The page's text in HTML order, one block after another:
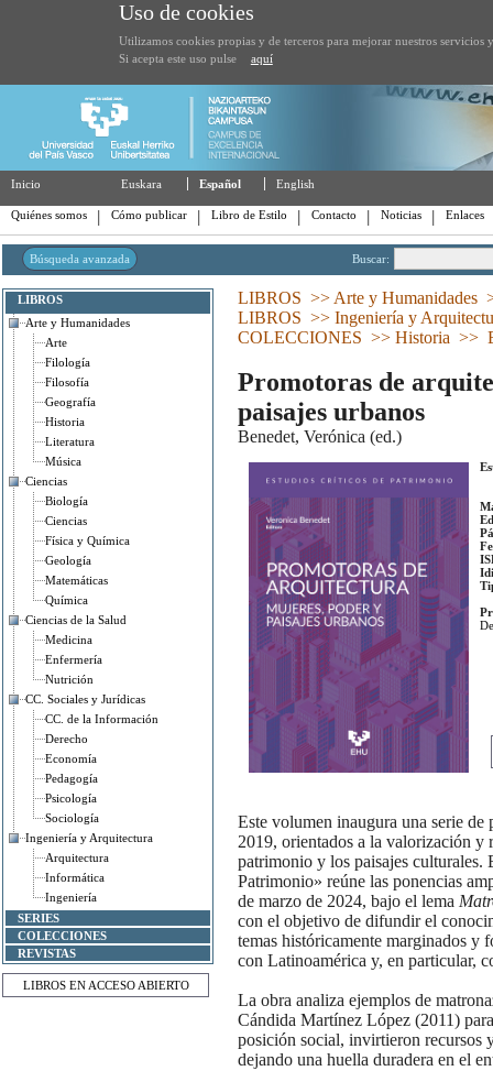
Uso de cookies
Utilizamos cookies propias y de terceros para mejorar nuestros servicios
Si acepta este uso pulse
aquí
Inicio Español
Euskara English
Quiénes somos Cómo publicar Libro de Estilo Contacto Noticias Enlaces
Buscar:
Búsqueda avanzada
LIBROS
Arte y Humanidades
Arte
Filología
Filosofía
Geografía
Historia
Literatura
Música
Ciencias
Biología
Ciencias
Física y Química
Geología
Matemáticas
Química
Ciencias de la Salud
Medicina
Enfermería
Nutrición
CC. Sociales y Jurídicas
CC. de la Información
Derecho
Economía
Pedagogía
Psicología
Sociología
Ingeniería y Arquitectura
Arquitectura
Informática
Ingeniería
SERIES
COLECCIONES
REVISTAS
LIBROS EN ACCESO ABIERTO
LIBROS >> Arte y Humanidades
LIBROS >> Ingeniería y
COLECCIONES >> Historia >>
Promotoras de
paisajes urbanos
Benedet, Verónica (ed.)
Este volumen inaugura una serie
2019, orientados a la valorización y
patrimonio y los paisajes
Patrimonio» reúne las ponencias
de marzo de 2024, bajo el lema
con el objetivo de difundir el
temas históricamente marginados y
con Latinoamérica y, en particular,
La obra analiza ejemplos de
Cándida Martínez López (2011)
posición social, invirtieron recursos
dejando una huella duradera en el